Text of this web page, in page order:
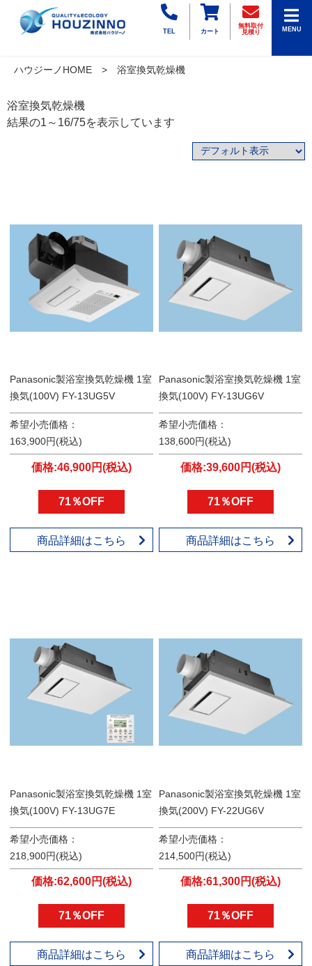
TEL カート
無料取付
見積り
MENU
ハウジーノHOME 浴室換気乾燥機
浴室換気乾燥機
結果の1～16/75を表示しています
Panasonic製浴室換気乾燥機 1室
換気(100V) FY-13UG5V
希望小売価格：
163,900円(税込)
価格:46,900円(税込)
71％OFF
商品詳細はこちら
Panasonic製浴室換気乾燥機 1室
換気(100V) FY-13UG6V
希望小売価格：
138,600円(税込)
価格:39,600円(税込)
71％OFF
商品詳細はこちら
Panasonic製浴室換気乾燥機 1室
換気(100V) FY-13UG7E
希望小売価格：
218,900円(税込)
価格:62,600円(税込)
71％OFF
商品詳細はこちら
Panasonic製浴室換気乾燥機 1室
換気(200V) FY-22UG6V
希望小売価格：
214,500円(税込)
価格:61,300円(税込)
71％OFF
商品詳細はこちら